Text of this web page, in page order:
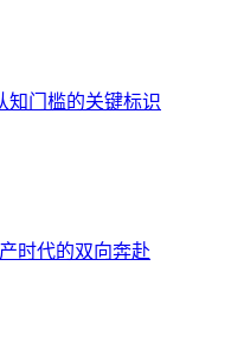
知门槛的关键标识
时代的双向奔赴